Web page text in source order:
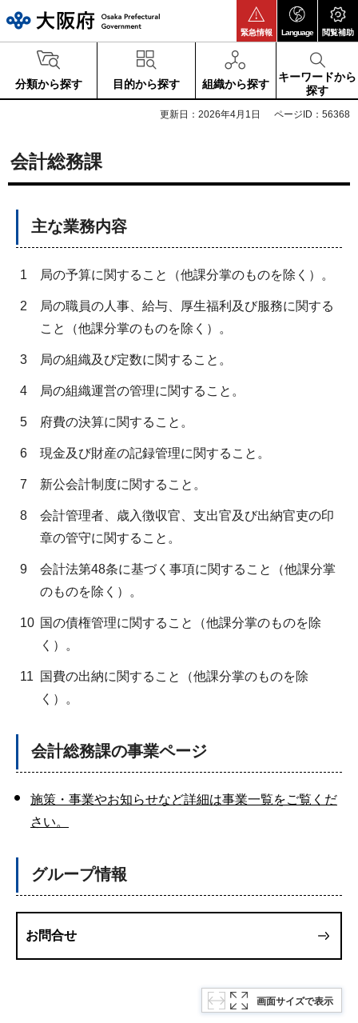
緊急情報 Language 閲覧補助
分類から探す 目的から探す 組織から探す
キーワードから
探す
更新日：2026年4月1日 ページID：56368
会計総務課
主な業務内容
1 局の予算に関すること（他課分掌のものを除く）。
2
局の職員の人事、給与、厚生福利及び服務に関する
こと（他課分掌のものを除く）。
3 局の組織及び定数に関すること。
4 局の組織運営の管理に関すること。
5 府費の決算に関すること。
6 現金及び財産の記録管理に関すること。
7 新公会計制度に関すること。
8
会計管理者、歳入徴収官、支出官及び出納官吏の印
章の管守に関すること。
9
会計法第48条に基づく事項に関すること（他課分掌
のものを除く）。
10 国の債権管理に関すること（他課分掌のものを除
く）。
11
国費の出納に関すること（他課分掌のものを除
く）。
会計総務課の事業ページ
施策・事業やお知らせなど詳細は事業一覧をご覧くだ
さい。
グループ情報
お問合せ
画面サイズで表示